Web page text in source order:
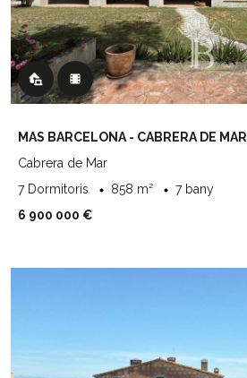
MAS BARCELONA - CABRERA DE MAR
Cabrera de Mar
7 Dormitoris
858 m²
7 bany
6 900 000 €